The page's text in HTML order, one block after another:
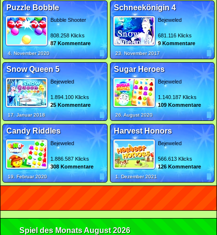
Puzzle Bobble
Bubble Shooter
808.258 Klicks
87 Kommentare
4. November 2020
Schneekönigin 4
Bejeweled
681.116 Klicks
9 Kommentare
23. November 2017
Snow Queen 5
Bejeweled
1.894.100 Klicks
25 Kommentare
17. Januar 2018
Sugar Heroes
Bejeweled
1.140.187 Klicks
109 Kommentare
26. August 2020
Candy Riddles
Bejeweled
1.886.587 Klicks
308 Kommentare
19. Februar 2020
Harvest Honors
Bejeweled
566.613 Klicks
126 Kommentare
1. Dezember 2021
Spiel des Monats August 2026